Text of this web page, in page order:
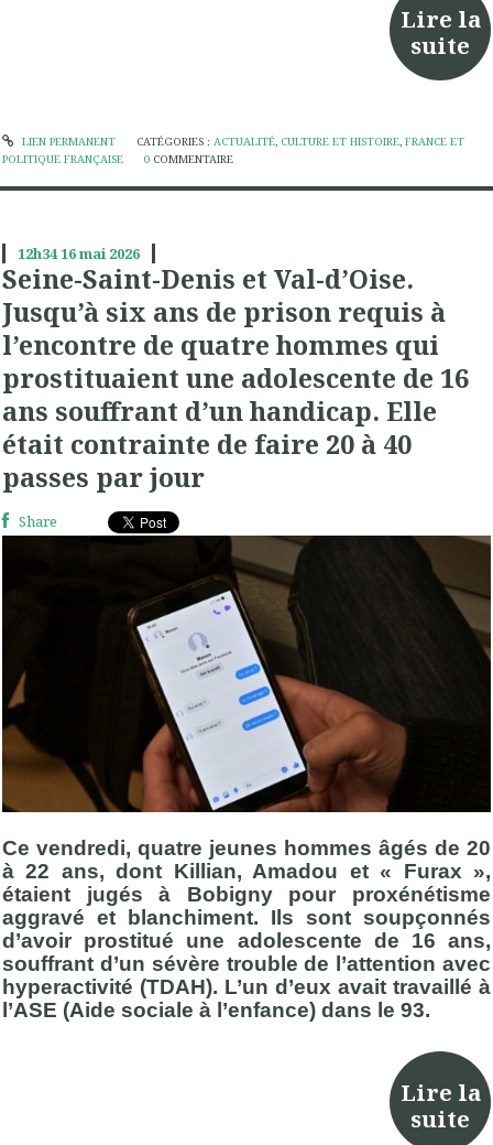
Lire la
suite
LIEN PERMANENT CATÉGORIES : ACTUALITÉ, CULTURE ET HISTOIRE, FRANCE ET
POLITIQUE FRANÇAISE
0 COMMENTAIRE
12h3416mai 2026
Seine-Saint-Denis et Val-d’Oise.
Jusqu’à six ans de prison requis à
l’encontre de quatre hommes qui
prostituaient une adolescente de 16
ans souffrant d’un handicap. Elle
était contrainte de faire 20 à 40
passes par jour
Share
Ce vendredi, quatre jeunes hommes âgés de 20
à 22 ans, dont Killian, Amadou et « Furax »,
étaient jugés à Bobigny pour proxénétisme
aggravé et blanchiment. Ils sont soupçonnés
d’avoir prostitué une adolescente de 16 ans,
souffrant d’un sévère trouble de l’attention avec
hyperactivité (TDAH). L’un d’eux avait travaillé à
l’ASE (Aide sociale à l’enfance) dans le 93.
Lire la
suite